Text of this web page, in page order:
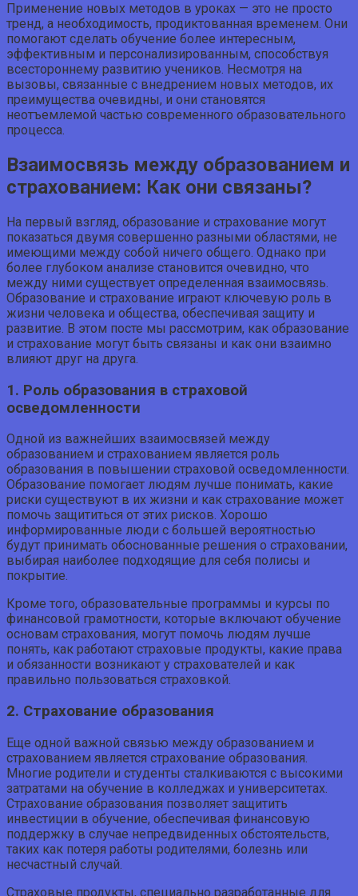
Применение новых методов в уроках — это не просто
тренд, а необходимость, продиктованная временем. Они
помогают сделать обучение более интересным,
эффективным и персонализированным, способствуя
всестороннему развитию учеников. Несмотря на
вызовы, связанные с внедрением новых методов, их
преимущества очевидны, и они становятся
неотъемлемой частью современного образовательного
процесса.
Взаимосвязь между образованием и
страхованием: Как они связаны?
На первый взгляд, образование и страхование могут
показаться двумя совершенно разными областями, не
имеющими между собой ничего общего. Однако при
более глубоком анализе становится очевидно, что
между ними существует определенная взаимосвязь.
Образование и страхование играют ключевую роль в
жизни человека и общества, обеспечивая защиту и
развитие. В этом посте мы рассмотрим, как образование
и страхование могут быть связаны и как они взаимно
влияют друг на друга.
1. Роль образования в страховой
осведомленности
Одной из важнейших взаимосвязей между
образованием и страхованием является роль
образования в повышении страховой осведомленности.
Образование помогает людям лучше понимать, какие
риски существуют в их жизни и как страхование может
помочь защититься от этих рисков. Хорошо
информированные люди с большей вероятностью
будут принимать обоснованные решения о страховании,
выбирая наиболее подходящие для себя полисы и
покрытие.
Кроме того, образовательные программы и курсы по
финансовой грамотности, которые включают обучение
основам страхования, могут помочь людям лучше
понять, как работают страховые продукты, какие права
и обязанности возникают у страхователей и как
правильно пользоваться страховкой.
2. Страхование образования
Еще одной важной связью между образованием и
страхованием является страхование образования.
Многие родители и студенты сталкиваются с высокими
затратами на обучение в колледжах и университетах.
Страхование образования позволяет защитить
инвестиции в обучение, обеспечивая финансовую
поддержку в случае непредвиденных обстоятельств,
таких как потеря работы родителями, болезнь или
несчастный случай.
Страховые продукты, специально разработанные для